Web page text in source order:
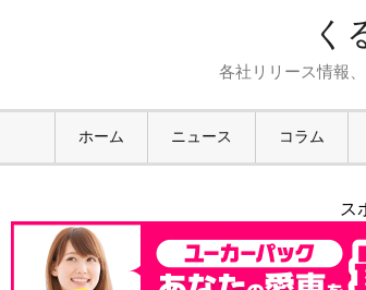
く
各社リリース情報
ホーム ニュース コラム
ス